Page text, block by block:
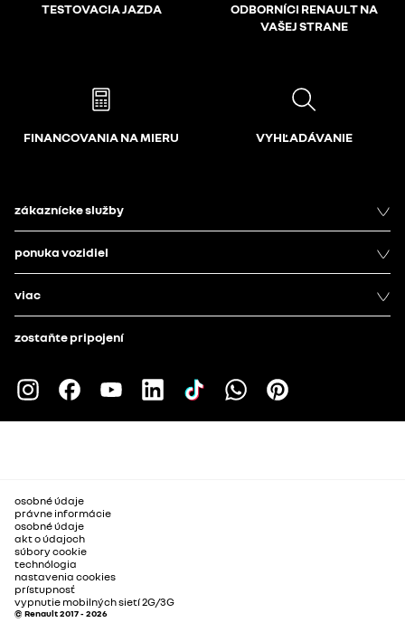
TESTOVACIA JAZDA
ODBORNÍCI RENAULT NA
VAŠEJ STRANE
FINANCOVANIA NA MIERU VYHĽADÁVANIE
zákaznícke služby
ponuka vozidiel
viac
zostaňte pripojení
osobné údaje
právne informácie
osobné údaje
akt o údajoch
súbory cookie
technólogia
nastavenia cookies
prístupnosť
vypnutie mobilných sietí 2G/3G
© Renault 2017 - 2026